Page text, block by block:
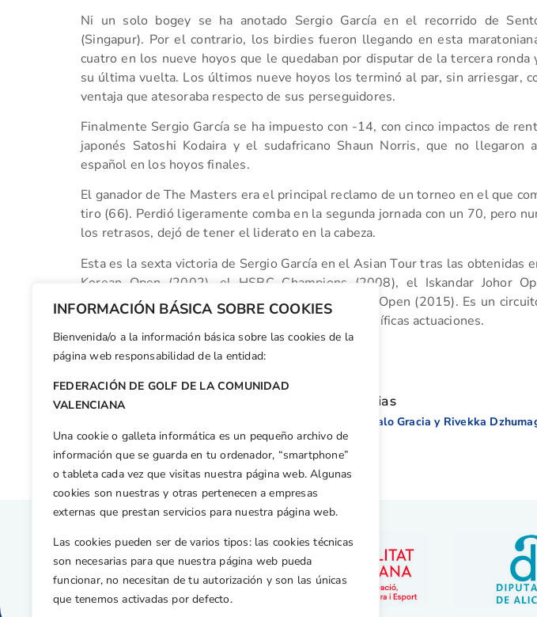
INFORMACIÓN BÁSICA SOBRE COOKIES
Bienvenida/o a la información básica sobre las cookies de la
página web responsabilidad de la entidad:
FEDERACIÓN DE GOLF DE LA COMUNIDAD
VALENCIANA
Una cookie o galleta informática es un pequeño archivo de
información que se guarda en tu ordenador, “smartphone”
o tableta cada vez que visitas nuestra página web. Algunas
cookies son nuestras y otras pertenecen a empresas
externas que prestan servicios para nuestra página web.
Las cookies pueden ser de varios tipos: las cookies técnicas
son necesarias para que nuestra página web pueda
funcionar, no necesitan de tu autorización y son las únicas
que tenemos activadas por defecto.
Ni un solo bogey se ha anotado Sergio García en el recorrido de
(Singapur). Por el contrario, los birdies fueron llegando en esta
cuatro en los nueve hoyos que le quedaban por disputar de la tercera ronda
su última vuelta. Los últimos nueve hoyos los terminó al par, sin arriesgar,
ventaja que atesoraba respecto de sus perseguidores.
Finalmente Sergio García se ha impuesto con -14, con cinco impactos de
japonés Satoshi Kodaira y el sudafricano Shaun Norris, que no llegaron
español en los hoyos finales.
El ganador de The Masters era el principal reclamo de un torneo en el que
tiro (66). Perdió ligeramente comba en la segunda jornada con un 70, pero
los retrasos, dejó de tener el liderato en la cabeza.
Esta es la sexta victoria de Sergio García en el Asian Tour tras las obtenidas
Korean Open (2002), el HSBC Champions (2008), el Iskandar Johor
Thailand Golf Championship (2013) y el Ho Tram Open (2015). Es un
se prodiga mucho pero en el que suele cuajar magníficas actuaciones.
Facebook
X WhatsApp
LinkedIn
Email
Otras noticias